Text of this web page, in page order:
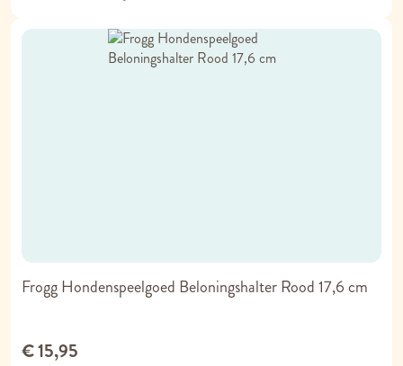
Frogg Hondenspeelgoed Beloningshalter Rood 17,6 cm
€ 15,95